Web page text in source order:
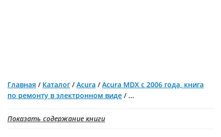
Главная / Каталог /Acura /Acura MDX с 2006 года, книга
по ремонту в электронном виде / ...
Показать содержание книги